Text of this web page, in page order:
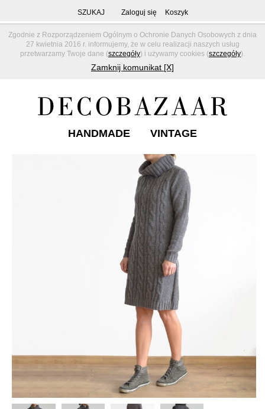
Zgodnie z Rozporządzeniem Ogólnym o Ochronie Danych Osobowych z dnia
27 kwietnia 2016 r. informujemy, że w celu realizacji naszych usług
przetwarzamy Twoje dane (szczegóły) i używamy cookies (szczegóły).
Zamknij komunikat [X]
SZUKAJ Zaloguj się Koszyk
HANDMADE VINTAGE